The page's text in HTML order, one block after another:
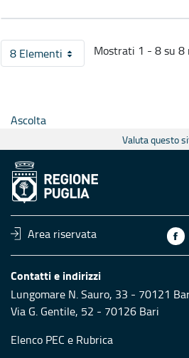
8 ElementiPer pagina
Mostrati 1 - 8 su
Ascolta
Valuta questo
Area riservata
Contatti e indirizzi
Lungomare N. Sauro, 33 - 70121
Via G. Gentile, 52 - 70126 Bari
Elenco PEC e Rubrica